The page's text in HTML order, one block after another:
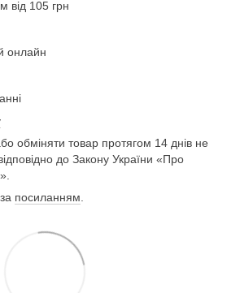
від 105 грн
онлайн
обміняти товар протягом 14 днів не
до Закону України «Про
посиланням